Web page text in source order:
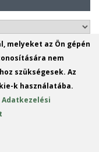
SA
1
2
7 8
melyeket az Ön gépén
nem
szükségesek. Az
k használatába.
Adatkezelési